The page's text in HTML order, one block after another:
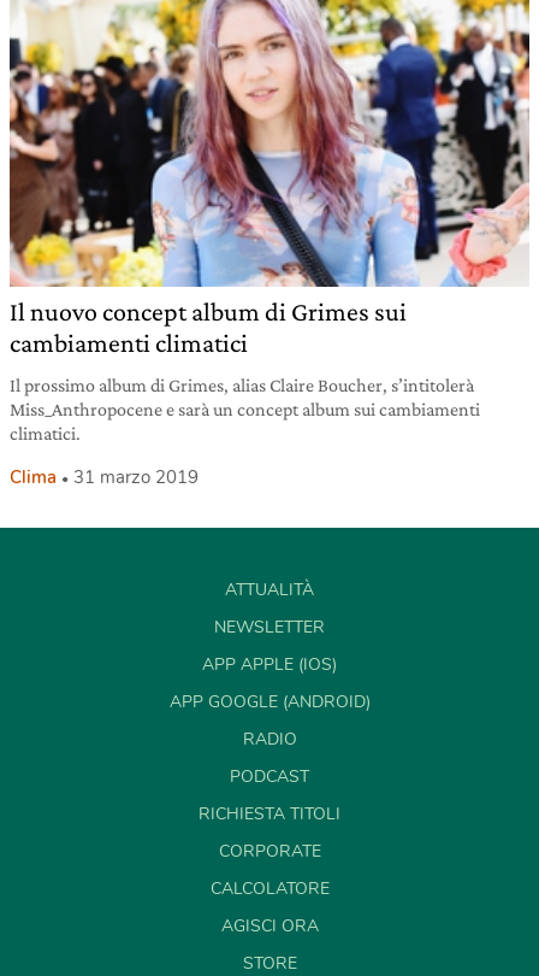
Il nuovo concept album di Grimes sui
cambiamenti climatici
Il prossimo album di Grimes, alias Claire Boucher, s’intitolerà
Miss_Anthropocene e sarà un concept album sui cambiamenti
climatici.
Clima 31 marzo 2019
ATTUALITÀ
NEWSLETTER
APP APPLE (IOS)
APP GOOGLE (ANDROID)
RADIO
PODCAST
RICHIESTA TITOLI
CORPORATE
CALCOLATORE
AGISCI ORA
STORE